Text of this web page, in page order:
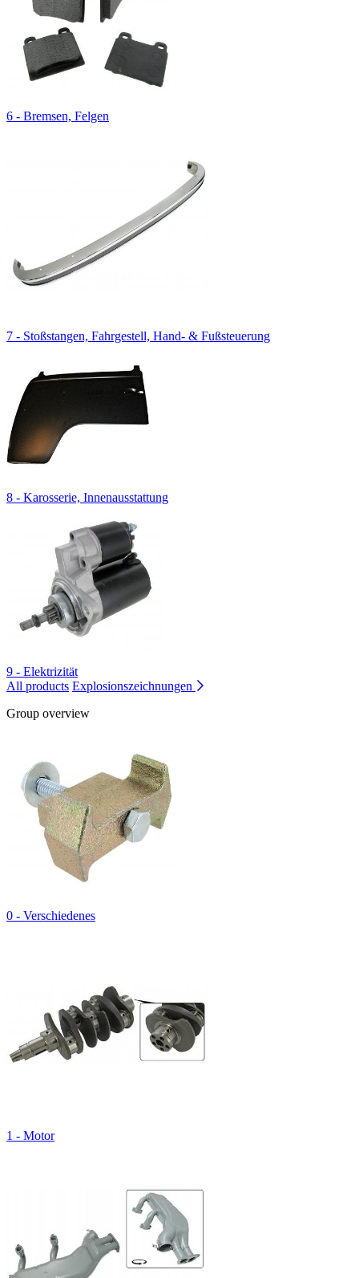
6 - Bremsen, Felgen
7 - Stoßstangen, Fahrgestell, Hand- & Fußsteuerung
8 - Karosserie, Innenausstattung
9 - Elektrizität
All products Explosionszeichnungen
Group overview
0 - Verschiedenes
1 - Motor